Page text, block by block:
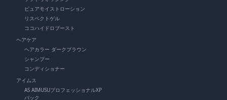
ピュアモイストローション
リスペクトゲル
ココハイドロブースト
ヘアケア
ヘアカラー ダークブラウン
シャンプー
コンディショナー
アイムス
AS AIMUSUプロフェッショナルXP
パック